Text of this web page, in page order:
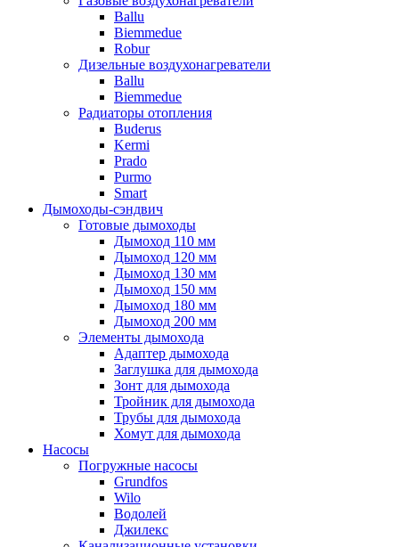
Ballu
Biemmedue
Robur
Дизельные воздухонагреватели
Ballu
Biemmedue
Радиаторы отопления
Buderus
Kermi
Prado
Purmo
Smart
Дымоходы-сэндвич
Готовые дымоходы
Дымоход 110 мм
Дымоход 120 мм
Дымоход 130 мм
Дымоход 150 мм
Дымоход 180 мм
Дымоход 200 мм
Элементы дымохода
Адаптер дымохода
Заглушка для дымохода
Зонт для дымохода
Тройник для дымохода
Трубы для дымохода
Хомут для дымохода
Насосы
Погружные насосы
Grundfos
Wilo
Водолей
Джилекс